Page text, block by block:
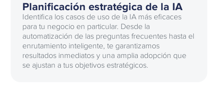
Planificación estratégica de la IA
Identifica los casos de uso de la IA más eficaces
para tu negocio en particular. Desde la
automatización de las preguntas frecuentes hasta el
enrutamiento inteligente, te garantizamos
resultados inmediatos y una amplia adopción que
se ajustan a tus objetivos estratégicos.